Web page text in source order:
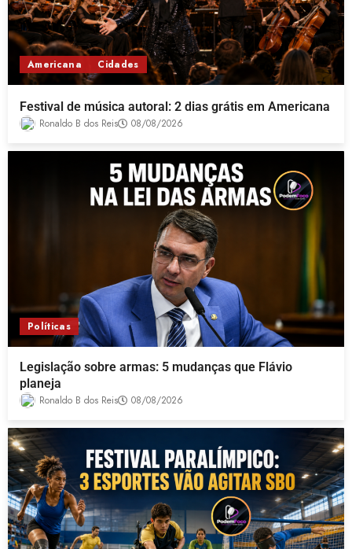
Americana Cidades
Festival de música autoral: 2 dias grátis em Americana
Ronaldo B dos Reis 08/08/2026
Políticas
Legislação sobre armas: 5 mudanças que Flávio
planeja
Ronaldo B dos Reis 08/08/2026